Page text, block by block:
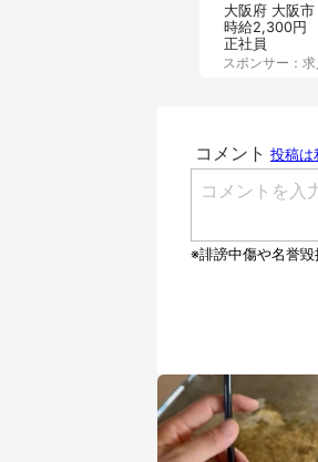
大阪府 大阪市
時給2,300円
正社員
スポンサー：